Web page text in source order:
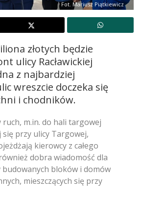
Fot. Mariusz Piątkiewicz
złotych będzie
ulicy Racławickiej
z najbardziej
wreszcie doczeka się
i chodników.
ruch, m.in. do hali targowej
się przy ulicy Targowej,
kierowcy z całego
dobra wiadomość dla
budowanych bloków i domów
mieszczących się przy